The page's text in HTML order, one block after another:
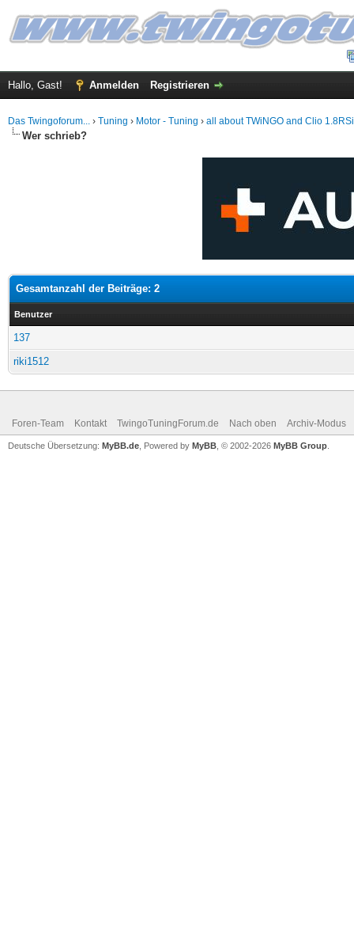
Hallo, Gast! Anmelden Registrieren
Das Twingoforum... › Tuning › Motor - Tuning › all about TWiNGO and Clio
Wer schrieb?
Gesamtanzahl der Beiträge: 2
Benutzer
137
riki1512
Foren-Team Kontakt TwingoTuningForum.de Nach oben Archiv-Modus
Deutsche Übersetzung: MyBB.de , Powered by MyBB , © 2002-2026 MyBB Group